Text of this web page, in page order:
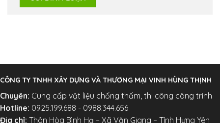
CÔNG TY TNHH XÂY DỰNG VÀ THƯƠNG MẠI VINH HÙNG THỊNH
Chuyên: Cung cấp vật liệu chống thấm, thi công công trình
Hotline: 0925.199.688 - 0988.344.656
Địa chỉ: Thôn Hòa Bình Hạ – Xã Văn Giang – Tỉnh Hưng Yên